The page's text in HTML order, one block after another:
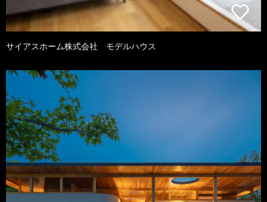
サイアスホーム株式会社 モデルハウス